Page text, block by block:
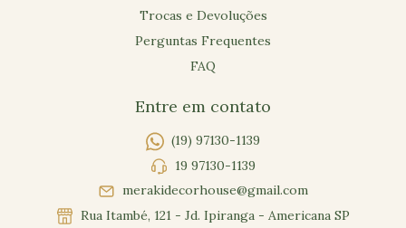
Trocas e Devoluções
Perguntas Frequentes
FAQ
Entre em contato
(19) 97130-1139
19 97130-1139
merakidecorhouse@gmail.com
Rua Itambé, 121 - Jd. Ipiranga - Americana SP